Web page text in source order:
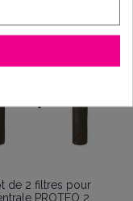
de 2 filtres pour
PROTEO 2